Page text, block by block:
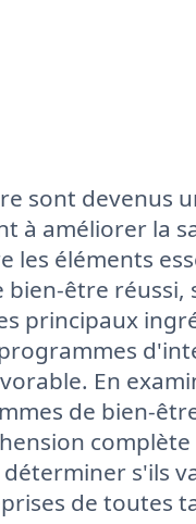
sont devenus
à améliorer la
les éléments
être
principaux
En
de bien-
s'ils
de toutes